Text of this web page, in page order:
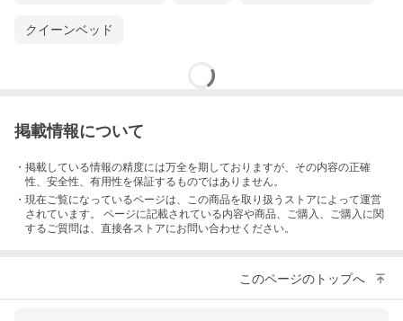
クイーンベッド
掲載情報について
・掲載している情報の精度には万全を期しておりますが、その内容の正確
性、安全性、有用性を保証するものではありません。
・現在ご覧になっているページは、この商品を取り扱うストアによって運営
されています。 ページに記載されている内容や商品、ご購入 、ご購入に関
するご質問は、直接各ストアにお問い合わせください。
このページのトップへ